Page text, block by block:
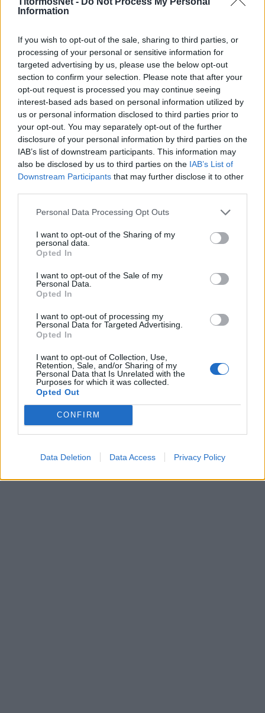
Information
If you wish to opt-out of the sale, sharing to third parties, or
processing of your personal or sensitive information for
targeted advertising by us, please use the below opt-out
section to confirm your selection. Please note that after your
opt-out request is processed you may continue seeing
interest-based ads based on personal information utilized by
us or personal information disclosed to third parties prior to
your opt-out. You may separately opt-out of the further
disclosure of your personal information by third parties on the
IAB’s list of downstream participants. This information may
also be disclosed by us to third parties on the IAB’s List of
Downstream Participants that may further disclose it to other
Personal Data Processing Opt Outs
I want to opt-out of the Sharing of my
personal data.
Opted In
I want to opt-out of the Sale of my
Personal Data.
Opted In
I want to opt-out of processing my
Personal Data for Targeted Advertising.
Opted In
I want to opt-out of Collection, Use,
Retention, Sale, and/or Sharing of my
Personal Data that Is Unrelated with the
Purposes for which it was collected.
Opted Out
CONFIRM
Data Deletion Data Access Privacy Policy
προετοιμαστεί καταλλήλως για ακόμη μια
χρονιά. Ανέμενε τον Φώτη Ζησιμόπουλο στο
άγαλμα του Λεωνίδα, με επικεφαλής τον
Δήμαρχο Πέτρο Δούκα & τον Πρόεδρο του
ΣΠΑΡΤΑΘΛΟΥ Κωστή Παπαδημητρίου.
Η στιγμή άφιξης του Φώτη Ζησιμόπουλου
ξεσήκωσε τις εκατοντάδες κόσμου, οι οποίοι
ανέμεναν υπομονετικά τον ερχομό του στο
σημείο τερματισμού.
Στην 2 θέση τερμάτισε ο Νορβηγός Holvik
από τον Ζησιμόπουλο.
τερματισμό της πρώτης Γυναίκας της
Αμερικανίδας Παγκόσμιας
Πρωταθλήτριας Herron Jacquelyn Camille, η
οποία τερμάτισε με διαφορά 2 ώρες και 35
λεπτά πίσω από τον Ζησιμόπουλο.